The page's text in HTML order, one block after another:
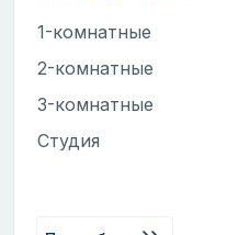
1-комнатные
2-комнатные
3-комнатные
Студия